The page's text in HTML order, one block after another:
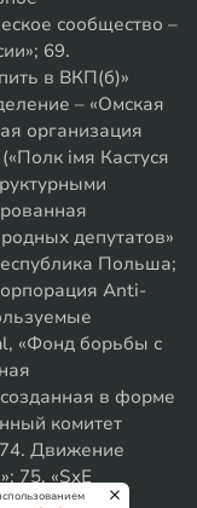
сообщество –
69.
в ВКП(б)»
– «Омская
организация
iмя Кастуся
депутатов»
Польша;
Anti-
«Фонд борьбы с
в форме
комитет
Движение
75. «SxE